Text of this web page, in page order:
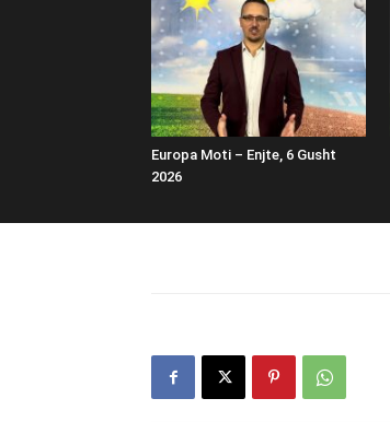
Europa Moti – Enjte, 6 Gusht
2026